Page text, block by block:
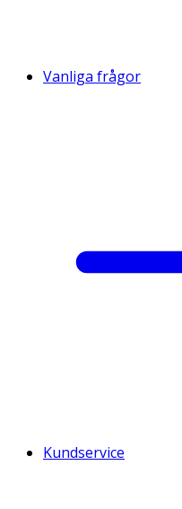
Vanliga frågor
Kundservice